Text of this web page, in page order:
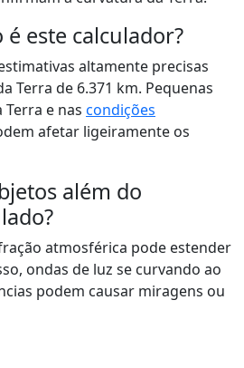
este calculador?
altamente precisas
Terra de 6.371 km. Pequenas
e nas condições
afetar ligeiramente os
além do
atmosférica pode estender
ondas de luz se curvando ao
podem causar miragens ou